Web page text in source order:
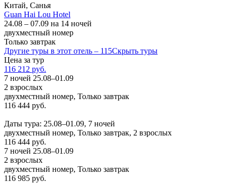
Китай, Санья
Guan Hai Lou Hotel
24.08 – 07.09 на 14 ночей
двухместный номер
Только завтрак
Другие туры в этот отель – 115Скрыть туры
Цена за тур
116 212 руб.
7 ночей 25.08–01.09
2 взрослых
двухместный номер, Только завтрак
116 444 руб.
Даты тура: 25.08–01.09, 7 ночей
двухместный номер, Только завтрак, 2 взрослых
116 444 руб.
7 ночей 25.08–01.09
2 взрослых
двухместный номер, Только завтрак
116 985 руб.